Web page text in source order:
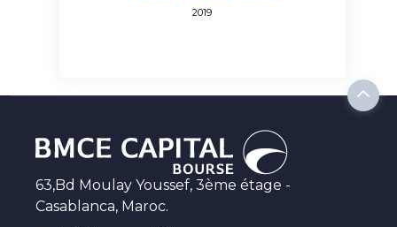
2019
63,Bd Moulay Youssef, 3ème étage -
Casablanca, Maroc.